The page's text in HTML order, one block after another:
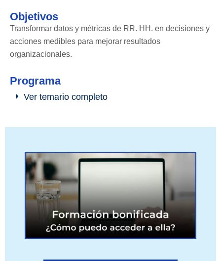
Objetivos
Transformar datos y métricas de RR. HH. en decisiones y
acciones medibles para mejorar resultados
organizacionales.
Programa
Ver temario completo